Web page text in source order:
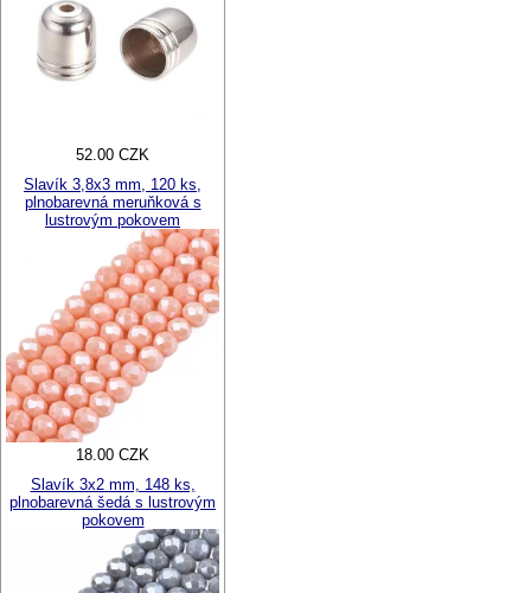
52.00 CZK
Slavík 3,8x3 mm, 120 ks,
plnobarevná meruňková s
lustrovým pokovem
18.00 CZK
Slavík 3x2 mm, 148 ks,
plnobarevná šedá s lustrovým
pokovem